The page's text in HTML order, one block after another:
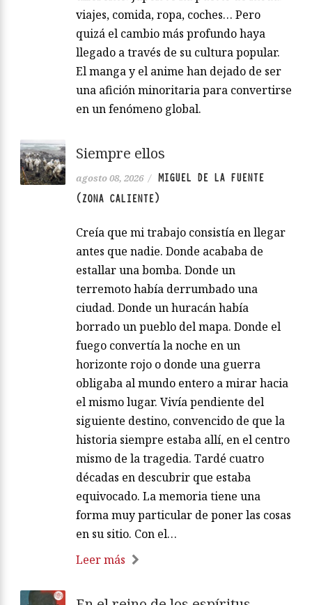
viajes, comida, ropa, coches… Pero
quizá el cambio más profundo haya
llegado a través de su cultura popular.
El manga y el anime han dejado de ser
una afición minoritaria para convertirse
en un fenómeno global.
Siempre ellos
agosto 08, 2026 / MIGUEL DE LA FUENTE
(ZONA CALIENTE)
Creía que mi trabajo consistía en llegar
antes que nadie. Donde acababa de
estallar una bomba. Donde un
terremoto había derrumbado una
ciudad. Donde un huracán había
borrado un pueblo del mapa. Donde el
fuego convertía la noche en un
horizonte rojo o donde una guerra
obligaba al mundo entero a mirar hacia
el mismo lugar. Vivía pendiente del
siguiente destino, convencido de que la
historia siempre estaba allí, en el centro
mismo de la tragedia. Tardé cuatro
décadas en descubrir que estaba
equivocado. La memoria tiene una
forma muy particular de poner las cosas
en su sitio. Con el…
Leer más